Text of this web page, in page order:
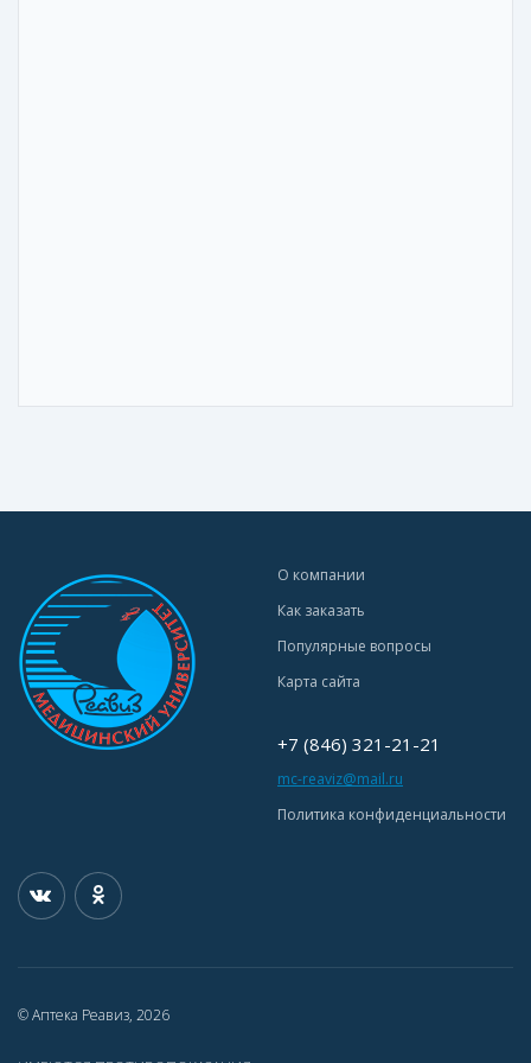
О компании
Как заказать
Популярные вопросы
Карта сайта
+7 (846) 321-21-21
mc-reaviz@mail.ru
Политика конфиденциальности
© Аптека Реавиз, 2026